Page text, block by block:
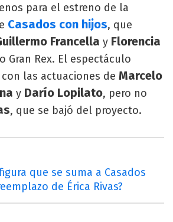
para el estreno de la
Casados con hijos, que
Francella y Florencia
Gran Rex. El espectáculo
las actuaciones de Marcelo
y Darío Lopilato, pero no
, que se bajó del proyecto.
que se suma a Casados
de Érica Rivas?